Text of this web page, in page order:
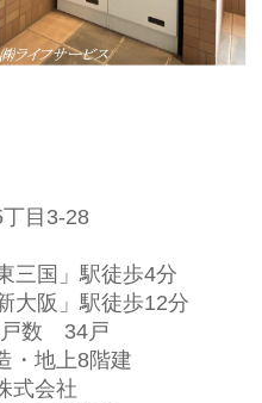
目3-28
三国」駅徒歩4分
大阪」駅徒歩12分
戸数 34戸
・地上8階建
式会社